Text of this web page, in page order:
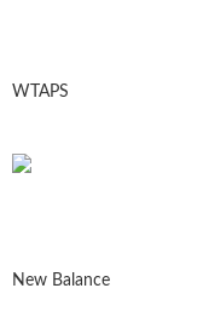
WTAPS
New Balance